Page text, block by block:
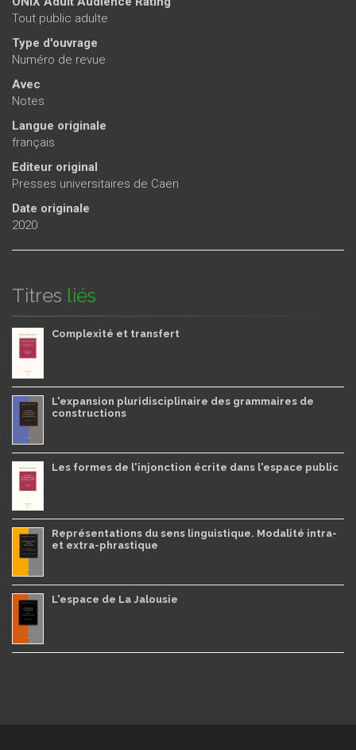
Tout public adulte
Type d'ouvrage
Numéro de revue
Avec
Notes
Langue originale
français
Editeur original
Presses universitaires de Caen
Date originale
2020
Titres liés
Complexité et transfert
L'expansion pluridisciplinaire des grammaires de
constructions
Les formes de l'injonction écrite dans l'espace public
Représentations du sens linguistique. Modalité intra-
et extra-phrastique
L'espace de La Jalousie